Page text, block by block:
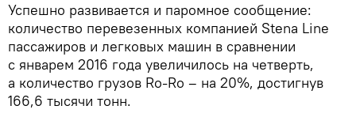
Успешно развивается и паромное сообщение:
количество перевезенных компанией Stena Line
пассажиров и легковых машин в сравнении
с январем 2016 года увеличилось на четверть,
а количество грузов Ro-Ro – на 20%, достигнув
166,6 тысячи тонн.